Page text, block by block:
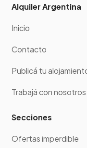
Alquiler Argentina
Inicio
Contacto
Publicá tu
Trabajá con nosotros
Secciones
Ofertas imperdible